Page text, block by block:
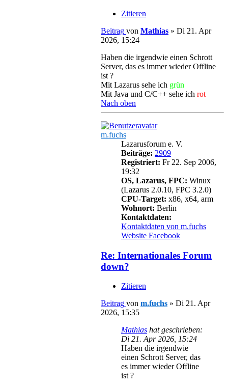
Zitieren
Beitrag von Mathias » Di 21. Apr
2026, 15:24
Haben die irgendwie einen Schrott
Server, das es immer wieder Offline
ist ?
Mit Lazarus sehe ich grün
Mit Java und C/C++ sehe ich rot
Nach oben
m.fuchs
Lazarusforum e. V.
Beiträge: 2909
Registriert: Fr 22. Sep 2006,
19:32
OS, Lazarus, FPC: Winux
(Lazarus 2.0.10, FPC 3.2.0)
CPU-Target: x86, x64, arm
Wohnort: Berlin
Kontaktdaten:
Kontaktdaten von m.fuchs
Website Facebook
Re: Internationales Forum
down?
Zitieren
Beitrag von m.fuchs » Di 21. Apr
2026, 15:35
Mathias hat geschrieben:
Di 21. Apr 2026, 15:24
Haben die irgendwie
einen Schrott Server, das
es immer wieder Offline
ist ?